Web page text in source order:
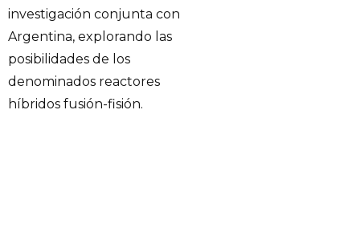
investigación conjunta con
Argentina, explorando las
posibilidades de los
denominados reactores
híbridos fusión-fisión.